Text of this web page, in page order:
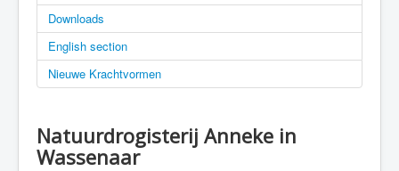
Downloads
English section
Nieuwe Krachtvormen
Natuurdrogisterij Anneke in
Wassenaar